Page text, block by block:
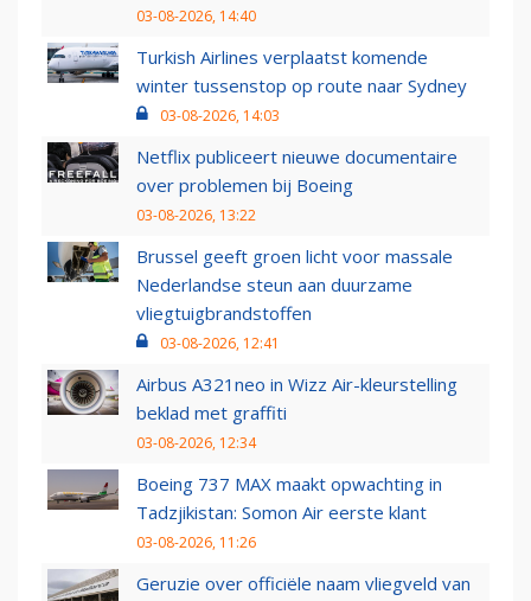
03-08-2026, 14:40
Turkish Airlines verplaatst komende
winter tussenstop op route naar Sydney
03-08-2026, 14:03
Netflix publiceert nieuwe documentaire
over problemen bij Boeing
03-08-2026, 13:22
Brussel geeft groen licht voor massale
Nederlandse steun aan duurzame
vliegtuigbrandstoffen
03-08-2026, 12:41
Airbus A321neo in Wizz Air-kleurstelling
beklad met graffiti
03-08-2026, 12:34
Boeing 737 MAX maakt opwachting in
Tadzjikistan: Somon Air eerste klant
03-08-2026, 11:26
Geruzie over officiële naam vliegveld van